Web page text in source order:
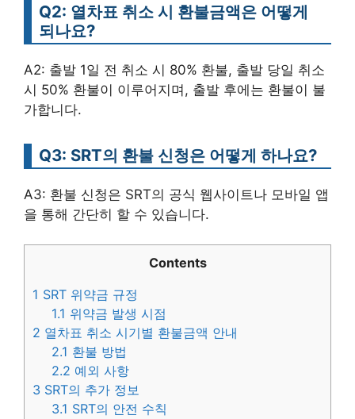
Q2: 열차표 취소 시 환불금액은 어떻게
되나요?
A2: 출발 1일 전 취소 시 80% 환불, 출발 당일 취소
시 50% 환불이 이루어지며, 출발 후에는 환불이 불
가합니다.
Q3: SRT의 환불 신청은 어떻게 하나요?
A3: 환불 신청은 SRT의 공식 웹사이트나 모바일 앱
을 통해 간단히 할 수 있습니다.
Contents
1 SRT 위약금 규정
1.1 위약금 발생 시점
2 열차표 취소 시기별 환불금액 안내
2.1 환불 방법
2.2 예외 사항
3 SRT의 추가 정보
3.1 SRT의 안전 수칙